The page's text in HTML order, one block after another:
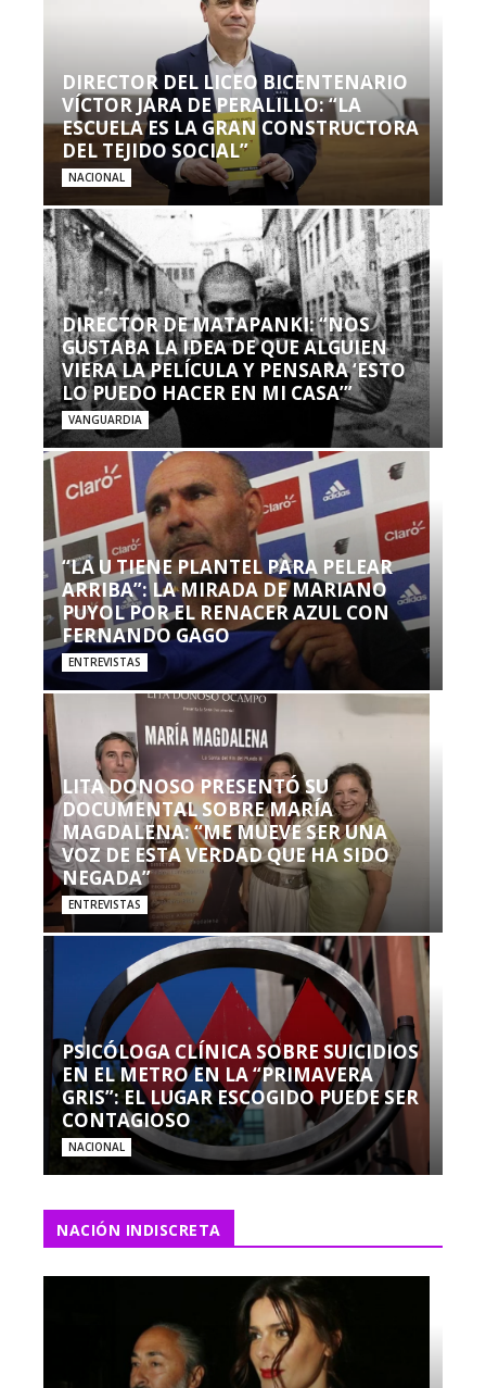
DIRECTOR DEL LICEO BICENTENARIO
VÍCTOR JARA DE PERALILLO: “LA
ESCUELA ES LA GRAN CONSTRUCTORA
DEL TEJIDO SOCIAL”
NACIONAL
DIRECTOR DE MATAPANKI: “NOS
GUSTABA LA IDEA DE QUE ALGUIEN
VIERA LA PELÍCULA Y PENSARA ‘ESTO
LO PUEDO HACER EN MI CASA’”
VANGUARDIA
“LA U TIENE PLANTEL PARA PELEAR
ARRIBA”: LA MIRADA DE MARIANO
PUYOL POR EL RENACER AZUL CON
FERNANDO GAGO
ENTREVISTAS
LITA DONOSO PRESENTÓ SU
DOCUMENTAL SOBRE MARÍA
MAGDALENA: “ME MUEVE SER UNA
VOZ DE ESTA VERDAD QUE HA SIDO
NEGADA”
ENTREVISTAS
PSICÓLOGA CLÍNICA SOBRE SUICIDIOS
EN EL METRO EN LA “PRIMAVERA
GRIS”: EL LUGAR ESCOGIDO PUEDE SER
CONTAGIOSO
NACIONAL
NACIÓN INDISCRETA